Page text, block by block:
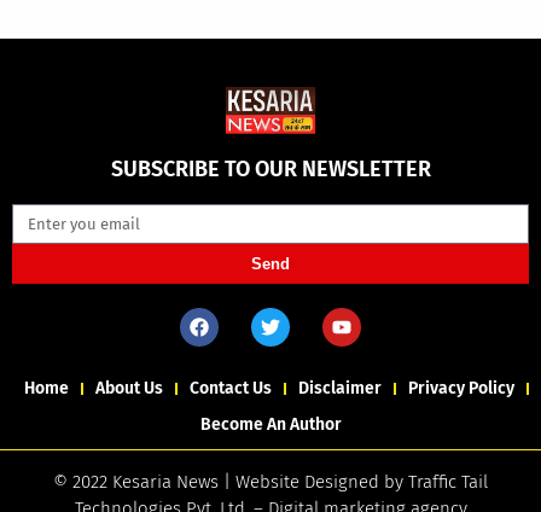
SUBSCRIBE TO OUR NEWSLETTER
Send
Home About Us Contact Us Disclaimer
Privacy Policy
Become An Author
© 2022 Kesaria News | Website Designed by Traffic Tail